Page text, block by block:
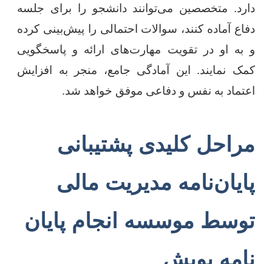
دارد. متخصصین می‌توانند دانشجو را برای جلسه
دفاع آماده کنند، سوالات احتمالی را پیش‌بینی کرده
و به او در تقویت مهارت‌های ارائه و پاسخگویی
کمک نمایند. این آمادگی جامع، منجر به افزایش
اعتماد به نفس و دفاعی موفق خواهد شد.
مراحل کلیدی پشتیبانی
پایان‌نامه مدیریت مالی
توسط موسسه انجام پایان
نامه پویش